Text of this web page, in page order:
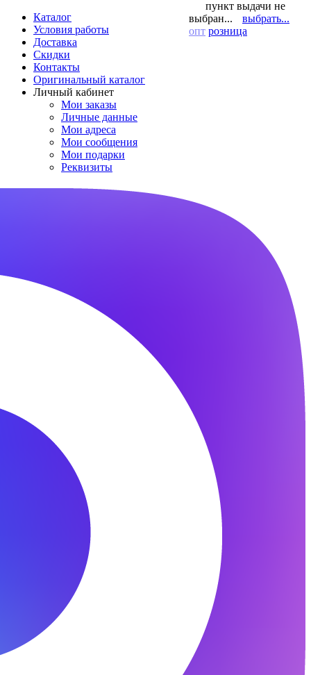
Каталог
Условия работы
Доставка
Скидки
Контакты
Оригинальный каталог
Личный кабинет
Мои заказы
Личные данные
Мои адреса
Мои сообщения
Мои подарки
Реквизиты
пункт выдачи не
выбран...
выбрать...
опт розница